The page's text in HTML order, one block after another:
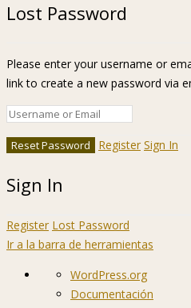
Lost Password
Please enter your username or
link to create a new password via
Register Sign In
Sign In
Register Lost Password
Ir a la barra de herramientas
AcercaWordPress.org
Documentación